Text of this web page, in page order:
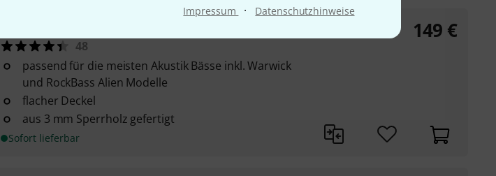
Impressum · Datenschutzhinweise
48
passend für die meisten Akustik Bässe inkl. Warwick
und RockBass Alien Modelle
flacher Deckel
aus 3 mm Sperrholz gefertigt
Sofort lieferbar
149 €